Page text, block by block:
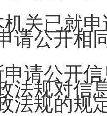
机关已就
请公开相
申请公开
法规对信
法规的规